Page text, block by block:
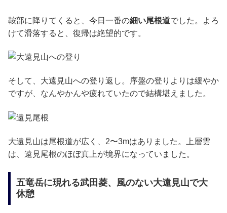
鞍部に降りてくると、今日一番の細い尾根道でした。よろ
けて滑落すると、復帰は絶望的です。
そして、大遠見山への登り返し。序盤の登りよりは緩やか
ですが、なんやかんや疲れていたので結構堪えました。
大遠見山は尾根道が広く、2〜3mはありました。上層雲
は、遠見尾根のほぼ真上が境界になっていました。
五竜岳に現れる武田菱、風のない大遠見山で大
休憩